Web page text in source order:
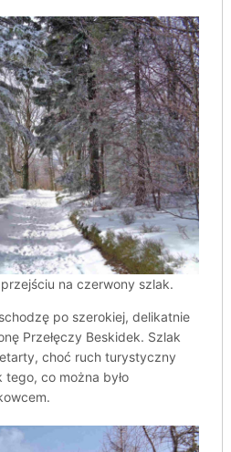
na czerwony szlak.
po szerokiej, delikatnie
Przełęczy Beskidek. Szlak
choć ruch turystyczny
tego, co można było